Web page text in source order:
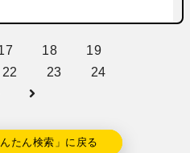
18
19
22 23
24
たん検索」に戻る